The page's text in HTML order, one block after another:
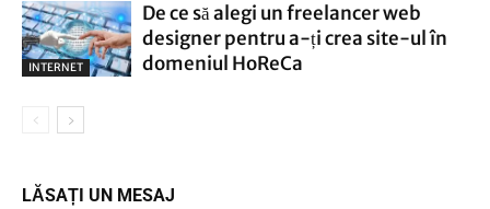
INTERNET
De ce să alegi un freelancer web
designer pentru a-ți crea site-ul în
domeniul HoReCa
LĂSAȚI UN MESAJ